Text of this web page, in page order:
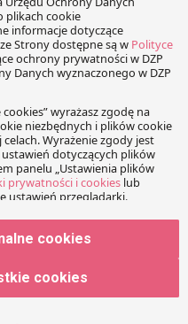
konstytucyjne, a w
zaskarżonej uchwały.
nieco bardziej
sądu. Na marginesie
czy tak opisany
wykładni nie
oraz Jamesa
przeszedł do historii
cookies
cookies